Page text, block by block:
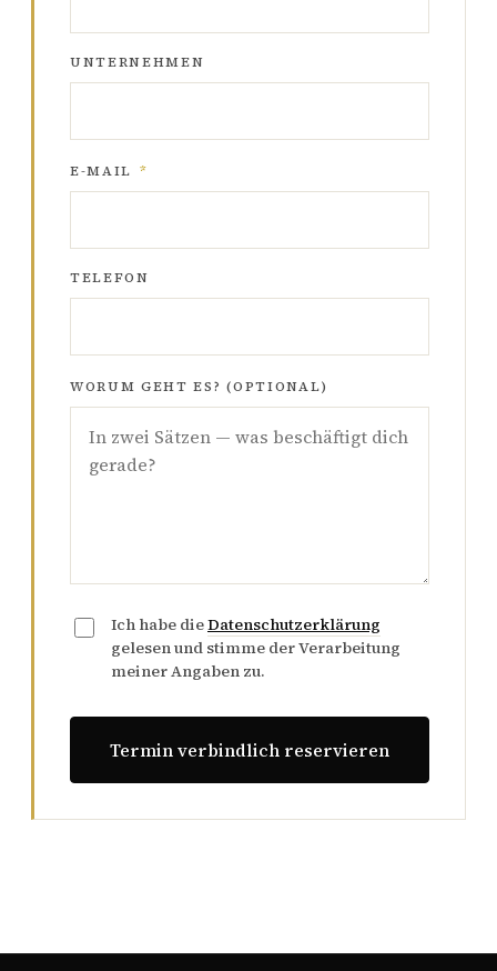
UNTERNEHMEN
E-MAIL *
TELEFON
WORUM GEHT ES? (OPTIONAL)
Ich habe dieDatenschutzerklärung
gelesen und stimme der Verarbeitung
meiner Angaben zu.
Termin verbindlich reservieren